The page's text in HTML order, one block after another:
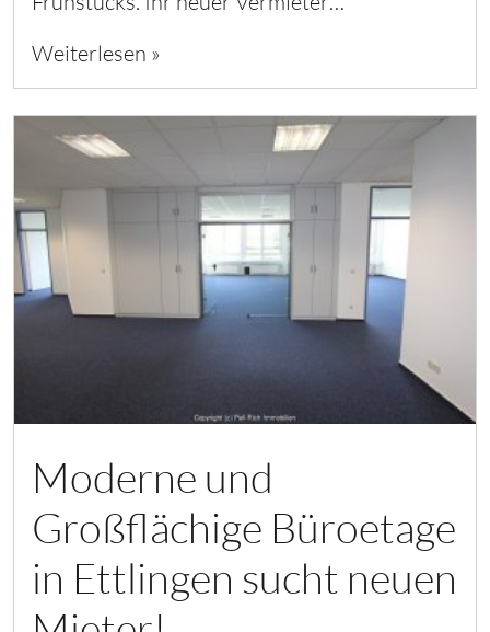
Weiterlesen »
Moderne und
Großflächige Büroetage
in Ettlingen sucht neuen